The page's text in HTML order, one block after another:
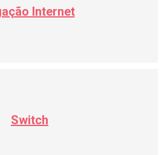
Internet
Switch